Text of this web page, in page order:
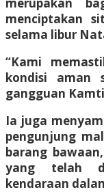
menciptakan
selama libur
“Kami
kondisi aman
gangguan
Ia juga
pengunjung
barang
yang telah
kendaraan